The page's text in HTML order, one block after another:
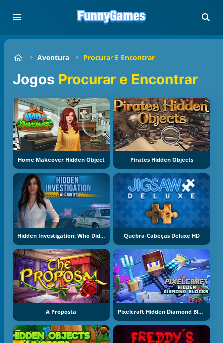
Aventura Procurar E Encontrar
Jogos Procurar e Encontrar
Home Makeover Hidden Object Pirates Hidden Objects
Hidden Investigation: Who Did It Quebra-Cabeças Deluxe HD
A Proposta Pixelcraft Hidden Diamond Blocks